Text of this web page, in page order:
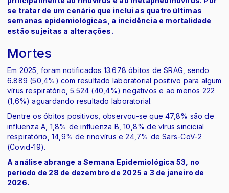
se tratar de um cenário que inclui as quatro últimas
semanas epidemiológicas, a incidência e mortalidade
estão sujeitas a alterações.
Mortes
Em 2025, foram notificados 13.678 óbitos de SRAG, sendo
6.889 (50,4%) com resultado laboratorial positivo para algum
vírus respiratório, 5.524 (40,4%) negativos e ao menos 222
(1,6%) aguardando resultado laboratorial.
Dentre os óbitos positivos, observou-se que 47,8% são de
influenza A, 1,8% de influenza B, 10,8% de vírus sincicial
respiratório, 14,9% de rinovírus e 24,7% de Sars-CoV-2
(Covid-19).
A análise abrange a Semana Epidemiológica 53, no
período de 28 de dezembro de 2025 a 3 de janeiro de
2026.